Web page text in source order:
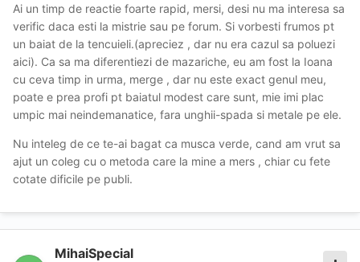
Tot prost ai ramas...si ai o varsta ba tata...eu ti-am
recomandat Buciumul, direct pe Socola te-as duce.
Ai vreo 4 conturi pe aici, ai ajuns un...boschetar fara
conturile albastre :))
Fa-ti numarul patetic in continuare pe aici.Nu fi prost, mai
fa-ti si azi un cont, ca e tot duminica, esti odihnit sigur,
apropo, mai merge UBar ?
Ai un timp de reactie foarte rapid, mersi, desi nu ma interesa sa
verific daca esti la mistrie sau pe forum. Si vorbesti frumos pt
un baiat de la tencuieli.(apreciez , dar nu era cazul sa poluezi
aici). Ca sa ma diferentiezi de mazariche, eu am fost la Ioana
cu ceva timp in urma, merge , dar nu este exact genul meu,
poate e prea profi pt baiatul modest care sunt, mie imi plac
umpic mai neindemanatice, fara unghii-spada si metale pe ele.
Nu inteleg de ce te-ai bagat ca musca verde, cand am vrut sa
ajut un coleg cu o metoda care la mine a mers , chiar cu fete
cotate dificile pe publi.
MihaiSpecial